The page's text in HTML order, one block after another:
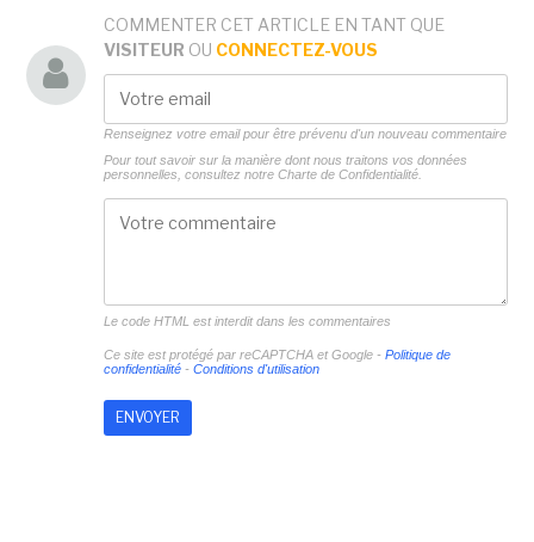
COMMENTER CET ARTICLE EN TANT QUE
VISITEUR OU CONNECTEZ-VOUS
Renseignez votre email pour être prévenu d'un nouveau commentaire
Pour tout savoir sur la manière dont nous traitons vos données
personnelles, consultez notre Charte de Confidentialité.
Le code HTML est interdit dans les commentaires
Ce site est protégé par reCAPTCHA et Google - Politique de
confidentialité- Conditions d'utilisation